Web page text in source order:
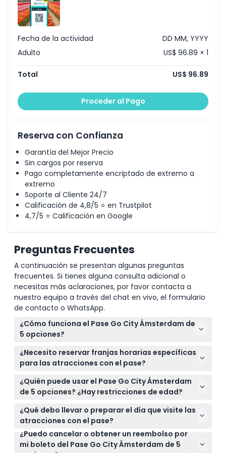
Política de Cancelación
Fecha de la actividad
DD MM, YYYY
Adulto
US$ 96.89 × 1
Total US$ 96.89
Proceder al Pago
Reserva con Confianza
Garantía del Mejor Precio
Sin cargos por reserva
Pago completamente encriptado de extremo a
extremo
Soporte al Cliente 24/7
Calificación de 4,8/5 ⭐ en Trustpilot
4,7/5 ⭐ Calificación en Google
Preguntas Frecuentes
A continuación se presentan algunas preguntas
frecuentes. Si tienes alguna consulta adicional o
necesitas más aclaraciones, por favor contacta a
nuestro equipo a través del chat en vivo, el formulario
de contacto o WhatsApp.
¿Cómo funciona el Pase Go City Ámsterdam de
5 opciones?
Con el Pase de 5 opciones, eliges cinco atracciones
de más de 40 opciones en Ámsterdam. Tu pase se
activa cuando visitas tu primera atracción y es
válido por 30 días, permitiéndote explorar a tu
propio ritmo.
¿Necesito reservar franjas horarias específicas
para las atracciones con el pase?
Algunas atracciones incluidas en el pase requieren
reserva previa o franjas horarias, por lo que es
mejor verificar los requisitos de cada lugar antes de
ir. Puedes ver la disponibilidad y hacer reservas en
línea aquí durante el proceso de compra.
¿Quién puede usar el Pase Go City Ámsterdam
de 5 opciones? ¿Hay restricciones de edad?
El pase es adecuado para todos a partir de 3 años.
Ten en cuenta que los niños de 13 años en adelante
pagan el mismo precio que los adultos.
¿Qué debo llevar o preparar el día que visite las
atracciones con el pase?
Lleva tu cupón digital del pase en tu teléfono o
impreso. También, verifica el horario de apertura de
¿Puedo cancelar o obtener un reembolso por
mi boleto del Pase Go City Ámsterdam de 5